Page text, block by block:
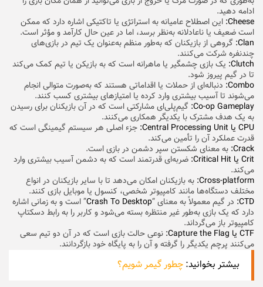
ادامه دهید.
Cheese: این اصطلاح عامیانه به استراتژی یا تاکتیکی اشاره دارد که ممکن
است ضعیف یا ناعادلانه به‌نظر برسد، اما در عین حال کارآمد و مؤثر است.
Clan: گروهی از بازیکنان که به‌طور منظم به‌عنوان یک تیم در بازی‌های
چندنفره شرکت می‌کنند.
Clutch: یک بازی چشمگیر یا ماهرانه است که به بازیکن یا تیم کمک می‌کند
تا در گیم پیروز شود.
Combo: دنباله‌ای از حملات یا اقداماتی هستند که به‌صورت متوالی انجام
می‌شوند تا آسیب بیشتری وارد کرده یا امتیازهای بیشتری کسب کنند.
Co-op Gameplay: گیم‌پلی‌ای مشارکتی است که در آن بازیکنان برای رسیدن
به یک هدف مشترک با یکدیگر همکاری می‌کنند.
CPU یا Central Processing Unit:
جزء اصلی هر سیستم گیمینگی است که
قدرت عملکرد آن را تأمین می‌کند.
Crack: به معنای شکستن سپر دشمن در بازی است.
Crit یا Critical Hit:
ضربه‌ای قدرتمند است که به دشمن آسیب بیشتری وارد
می‌کند.
Cross-platform: به بازیکنان امکان می‌دهد تا با سایر بازیکنان در انواع
مختلف دستگاه‌ها مانند کامپیوتر شخصی، کنسول یا موبایل بازی کنند.
CTD: در گیم معمولاً به معنای “Crash To Desktop” است و به زمانی اشاره
دارد که یک بازی به‌طور غیر منتظره بسته می‌شود و کاربر را به رابط دسکتاپ
کامپیوتر باز می‌گرداند.
CTF یا Capture the Flag:
نوعی حالت بازی است که در آن دو تیم سعی
می‌کنند پرچم یکدیگر را گرفته و آن را به پایگاه خود بازگردانند.
بیشتر بخوانید: چطور گیمر شویم؟